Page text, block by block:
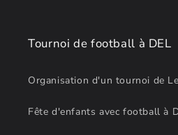
Tournoi de football à DEL
Organisation d'un tournoi de
Fête d'enfants avec football à